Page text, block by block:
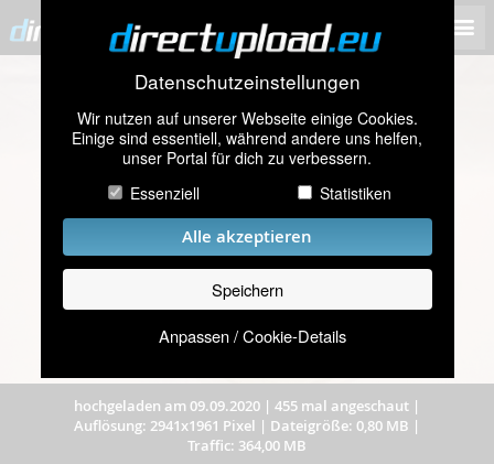
Datenschutzeinstellungen
Wir nutzen auf unserer Webseite einige Cookies.
Einige sind essentiell, während andere uns helfen,
unser Portal für dich zu verbessern.
Essenziell
Statistiken
Alle akzeptieren
Speichern
Anpassen / Cookie-Details
hochgeladen am 09.09.2020 | 455 mal angeschaut |
Auflösung: 2941x1961 Pixel | Dateigröße: 0,80 MB |
Traffic: 364,00 MB